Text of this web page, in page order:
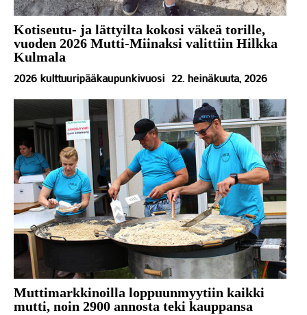
Kotiseutu- ja lättyilta kokosi väkeä torille,
vuoden 2026 Mutti-Miinaksi valittiin Hilkka
Kulmala
2026 kulttuuripääkaupunkivuosi 22. heinäkuuta, 2026
Muttimarkkinoilla loppuunmyytiin kaikki
mutti, noin 2900 annosta teki kauppansa